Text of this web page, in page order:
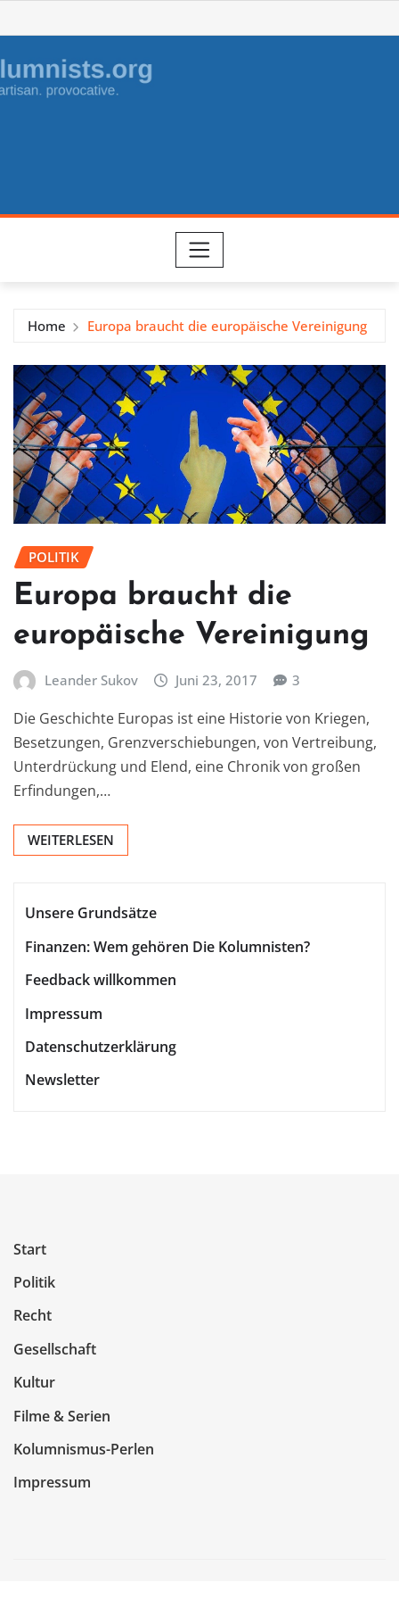
to
content
Home Europa braucht die europäische Vereinigung
POLITIK
Europa braucht die
europäische Vereinigung
Leander Sukov Juni 23, 2017 3
Die Geschichte Europas ist eine Historie von Kriegen,
Besetzungen, Grenzverschiebungen, von Vertreibung,
Unterdrückung und Elend, eine Chronik von großen
Erfindungen,…
WEITERLESEN
Unsere Grundsätze
Finanzen: Wem gehören Die Kolumnisten?
Feedback willkommen
Impressum
Datenschutzerklärung
Newsletter
Start
Politik
Recht
Gesellschaft
Kultur
Filme & Serien
Kolumnismus-Perlen
Impressum